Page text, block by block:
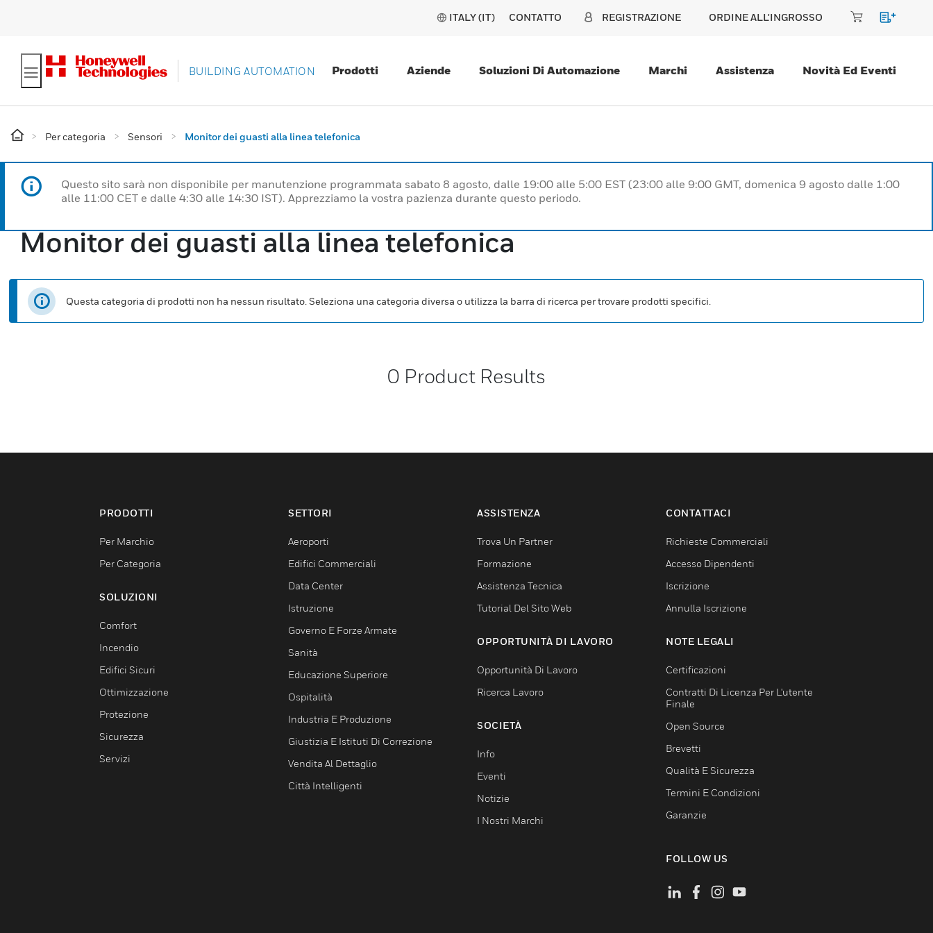
ITALY (IT) CONTATTO REGISTRAZIONE ORDINE ALL'INGROSSO
BUILDING AUTOMATION Prodotti Aziende Soluzioni Di Automazione Marchi Assistenza Novità Ed Eventi
Per categoria Sensori Monitor dei guasti alla linea telefonica
Questo sito sarà non disponibile per manutenzione programmata sabato 8 agosto, dalle 19:00 alle 5:00 EST (23:00 alle 9:00 GMT, domenica 9 agosto dalle 1:00
alle 11:00 CET e dalle 4:30 alle 14:30 IST). Apprezziamo la vostra pazienza durante questo periodo.
Monitor dei guasti alla linea telefonica
Questa categoria di prodotti non ha nessun risultato. Seleziona una categoria diversa o utilizza la barra di ricerca per trovare prodotti specifici.
0 Product Results
PRODOTTI
Per Marchio
Per Categoria
SOLUZIONI
Comfort
Incendio
Edifici Sicuri
Ottimizzazione
Protezione
Sicurezza
Servizi
SETTORI
Aeroporti
Edifici Commerciali
Data Center
Istruzione
Governo E Forze Armate
Sanità
Educazione Superiore
Ospitalità
Industria E Produzione
Giustizia E Istituti Di Correzione
Vendita Al Dettaglio
Città Intelligenti
ASSISTENZA
Trova Un Partner
Formazione
Assistenza Tecnica
Tutorial Del Sito Web
OPPORTUNITÀ DI LAVORO
Opportunità Di Lavoro
Ricerca Lavoro
SOCIETÀ
Info
Eventi
Notizie
I Nostri Marchi
CONTATTACI
Richieste Commerciali
Accesso Dipendenti
Iscrizione
Annulla Iscrizione
NOTE LEGALI
Certificazioni
Contratti Di Licenza Per L'utente
Finale
Open Source
Brevetti
Qualità E Sicurezza
Termini E Condizioni
Garanzie
FOLLOW US